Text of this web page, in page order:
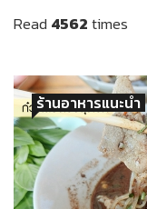
Read 4562times
ร้านอาหารแนะนำ